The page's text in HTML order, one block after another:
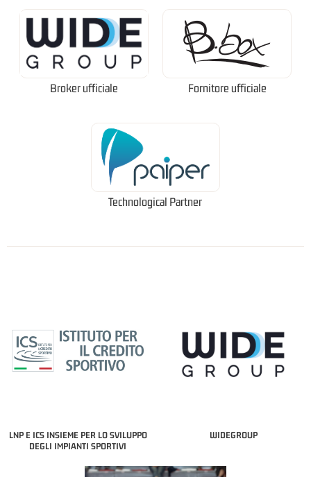
Broker ufficiale Fornitore ufficiale
Technological Partner
LNP E ICS INSIEME PER LO SVILUPPO
DEGLI IMPIANTI SPORTIVI
WIDEGROUP